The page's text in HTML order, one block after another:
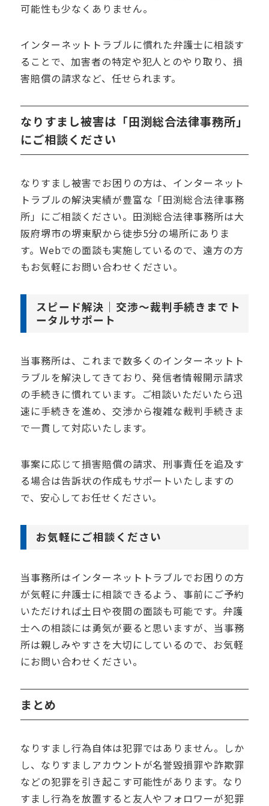
可能性も少なくありません。
インターネットトラブルに慣れた弁護士に相談す
ることで、加害者の特定や犯人とのやり取り、損
害賠償の請求など、任せられます。
なりすまし被害は「田渕総合法律事務所」
にご相談ください
なりすまし被害でお困りの方は、インターネット
トラブルの解決実績が豊富な「田渕総合法律事務
所」にご相談ください。田渕総合法律事務所は大
阪府堺市の堺東駅から徒歩5分の場所にありま
す。Webでの面談も実施しているので、遠方の方
もお気軽にお問い合わせください。
スピード解決｜交渉～裁判手続きまでト
ータルサポート
当事務所は、これまで数多くのインターネットト
ラブルを解決してきており、発信者情報開示請求
の手続きに慣れています。ご相談いただいたら迅
速に手続きを進め、交渉から複雑な裁判手続きま
で一貫して対応いたします。
事案に応じて損害賠償の請求、刑事責任を追及す
る場合は告訴状の作成もサポートいたしますの
で、安心してお任せください。
お気軽にご相談ください
当事務所はインターネットトラブルでお困りの方
が気軽に弁護士に相談できるよう、事前にご予約
いただければ土日や夜間の面談も可能です。弁護
士への相談には勇気が要ると思いますが、当事務
所は親しみやすさを大切にしているので、お気軽
にお問い合わせください。
まとめ
なりすまし行為自体は犯罪ではありません。しか
し、なりすましアカウントが名誉毀損罪や詐欺罪
などの犯罪を引き起こす可能性があります。なり
すまし行為を放置すると友人やフォロワーが犯罪